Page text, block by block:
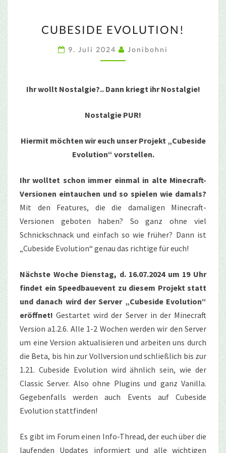
EVOLUTION!
CUBESIDE EVOLUTION!
9. Juli 2024 Jonibohni
Ihr wollt Nostalgie?.. Dann kriegt ihr Nostalgie!
Nostalgie PUR!
Hiermit möchten wir euch unser Projekt „Cubeside
Evolution“ vorstellen.
Ihr wolltet schon immer einmal in alte Minecraft-
Versionen eintauchen und so spielen wie damals?
Mit den Features, die die damaligen Minecraft-
Versionen geboten haben? So ganz ohne viel
Schnickschnack und einfach so wie früher? Dann ist
„Cubeside Evolution“ genau das richtige für euch!
Nächste Woche Dienstag, d. 16.07.2024 um 19 Uhr
findet ein Speedbauevent zu diesem Projekt statt
und danach wird der Server „Cubeside Evolution“
eröffnet! Gestartet wird der Server in der Minecraft
Version a1.2.6. Alle 1-2 Wochen werden wir den Server
um eine Version aktualisieren und arbeiten uns durch
die Beta, bis hin zur Vollversion und schließlich bis zur
1.21. Cubeside Evolution wird ähnlich sein, wie der
Classic Server. Also ohne Plugins und ganz Vanilla.
Gegebenfalls werden auch Events auf Cubeside
Evolution stattfinden!
Es gibt im Forum einen Info-Thread, der euch über die
laufenden Updates informiert und alle wichtigen